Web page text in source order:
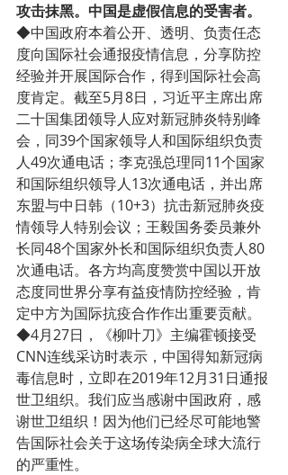
攻击抹黑。中国是虚假信息的受害者。
◆中国政府本着公开、透明、负责任态
度向国际社会通报疫情信息，分享防控
经验并开展国际合作，得到国际社会高
度肯定。截至5月8日，习近平主席出席
二十国集团领导人应对新冠肺炎特别峰
会，同39个国家领导人和国际组织负责
人49次通电话；李克强总理同11个国家
和国际组织领导人13次通电话，并出席
东盟与中日韩（10+3）抗击新冠肺炎疫
情领导人特别会议；王毅国务委员兼外
长同48个国家外长和国际组织负责人80
次通电话。各方均高度赞赏中国以开放
态度同世界分享有益疫情防控经验，肯
定中方为国际抗疫合作作出重要贡献。
◆4月27日，《柳叶刀》主编霍顿接受
CNN连线采访时表示，中国得知新冠病
毒信息时，立即在2019年12月31日通报
世卫组织。我们应当感谢中国政府，感
谢世卫组织！因为他们已经尽可能地警
告国际社会关于这场传染病全球大流行
的严重性。